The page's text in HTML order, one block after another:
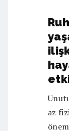
az